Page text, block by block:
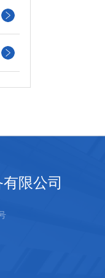
限公司